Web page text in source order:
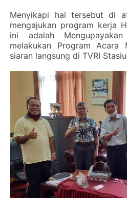
Menyikapi hal tersebut di
mengajukan program kerja
ini adalah
melakukan Program Acara
siaran langsung di TVRI